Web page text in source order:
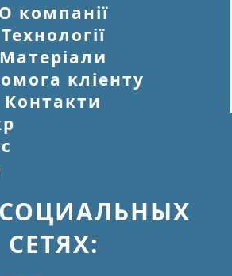
О компанії
Технології
Матеріали
кліенту
Контакти
СЕТЯХ: